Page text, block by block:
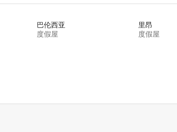
巴伦西亚
度假屋
里昂
度假屋